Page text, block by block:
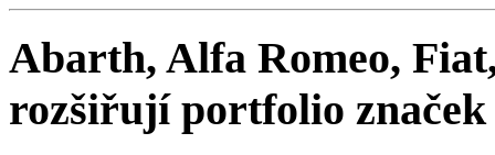
Abarth, Alfa Romeo,
rozšiřují portfolio